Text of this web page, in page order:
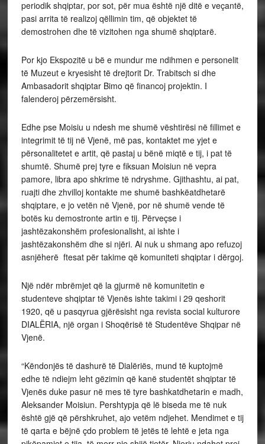
pamore, libra apo shkrime të ndryshme. Gjithashtu, ai pat,
ruajti dhe zhvilloj kontakte me shumë bashkëatdhetarë
shqiptare, e jo vetën në Vjenë, por në shumë vende të
jashtëzakonshëm profesionalisht, ai ishte i
jashtëzakonshëm dhe si njëri. Ai nuk u shmang apo refuzoj
asnjëherë ftesat për takime që komuniteti shqiptar i dërgoj.
studenteve shqiptar të Vjenës ishte takimi i 29 qeshorit
1920, që u pasqyrua gjërësisht nga revista social kulturore
DIALËRIA, një organ i Shoqërisë të Studentëve Shqipar në
Vjenë.
“Këndonjës të dashurë të Dialëriës, mund të kuptojmë
edhe të ndiejm leht gëzimin që kanë studentët shqiptar të
Vjenës duke pasur në mes të tyre bashkatdhetarin e madh,
Aleksander Moisiun. Pershtypja që lë biseda me të nuk
është gjë që përshkruhet, ajo vetëm ndjehet. Mendimet e tij
të qarta e bëjnë çdo problem të jetës të lehtë e jeta nga
tij krejt i ndëruar, më i naltë, më fisnik”, shkruhet në
artikullin “Një natë me Moisiun”.
Ftesës për një darkë me studentet, që ju bë gjatë një takimi
për çaj në Kafe Greilinger në Vjenë nga Dr. Gjergj Pekmezit
vij me gjithë zemër, me shumë gëzim, por për darkë ska
nëvojë, mjafton ca gota verë, vetëm të jemi bashkë. Natën
e takimit, studentet e shoqërisë ALBANIA, pasi ndoqën
shfaqjen e Moisiut në teatrin “Neue Wiener Buhne”, i
dërguan atij një tufë të madhe trandafilash lidhur me
kordelë kuq e zi me shkrimin: “Birit të ndëgjuar të